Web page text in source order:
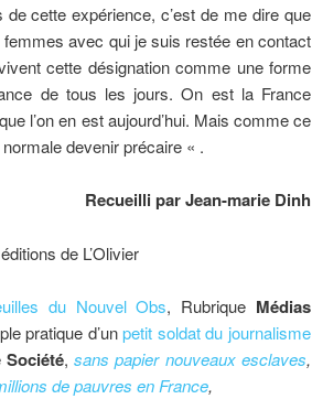
cette expérience, c’est de me dire que
avec qui je suis restée en contact
cette désignation comme une forme
de tous les jours. On est la France
l’on en est aujourd’hui. Mais comme ce
devenir précaire « .
Recueilli par Jean-marie Dinh
de L’Olivier
du Nouvel Obs, Rubrique Médias
pratique d’unpetit soldat du journalisme
Société, sans papier nouveaux esclaves,
de pauvres en France,